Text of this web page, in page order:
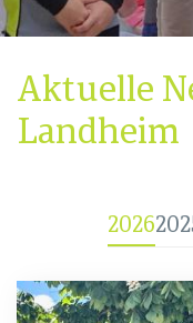
Aktuelle
Landheim
2026